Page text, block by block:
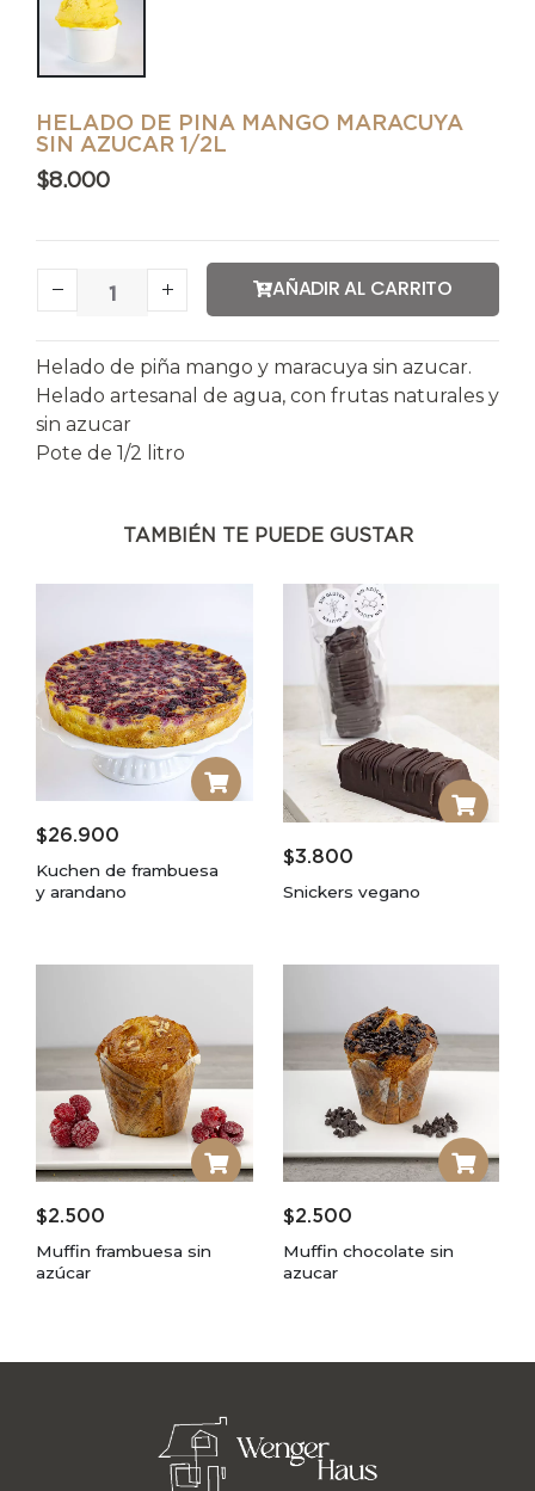
HELADO DE PINA MANGO MARACUYA
SIN AZUCAR 1/2L
$8.000
AÑADIR AL CARRITO
Helado de piña mango y maracuya sin azucar.
Helado artesanal de agua, con frutas naturales y
sin azucar
Pote de 1/2 litro
TAMBIÉN TE PUEDE GUSTAR
$26.900
Kuchen de frambuesa
y arandano
$3.800
Snickers vegano
$2.500
Muffin frambuesa sin
azúcar
$2.500
Muffin chocolate sin
azucar